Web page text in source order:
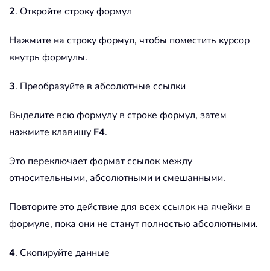
2. Откройте строку формул
Нажмите на строку формул, чтобы поместить курсор
внутрь формулы.
3. Преобразуйте в абсолютные ссылки
Выделите всю формулу в строке формул, затем
нажмите клавишу F4.
Это переключает формат ссылок между
относительными, абсолютными и смешанными.
Повторите это действие для всех ссылок на ячейки в
формуле, пока они не станут полностью абсолютными.
4. Скопируйте данные